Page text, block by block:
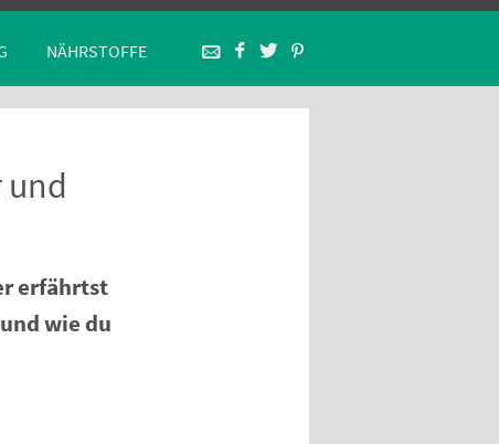
NÄHRSTOFFE
und
erfährtst
wie du